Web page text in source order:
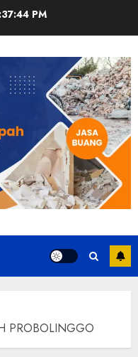
PM
PROBOLINGGO